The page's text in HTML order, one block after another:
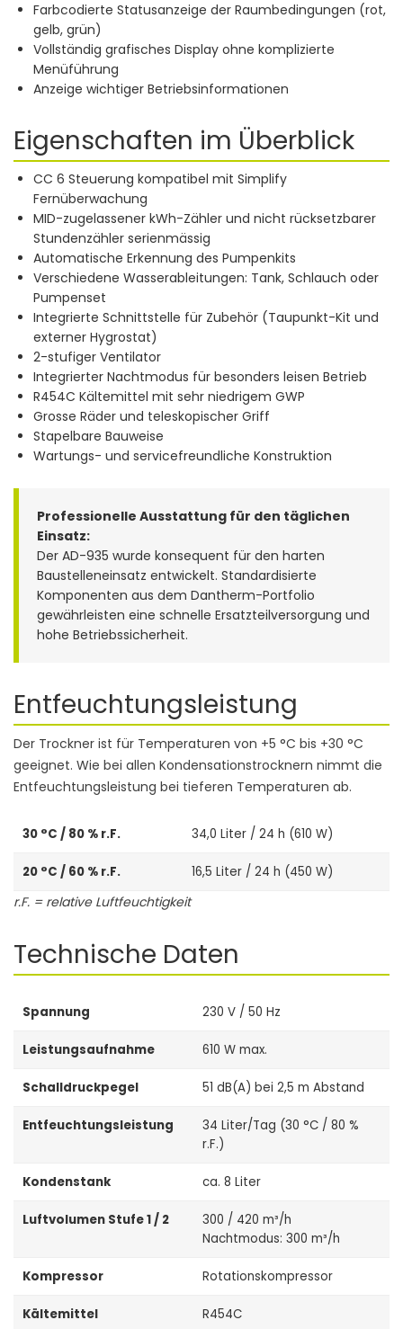
Farbcodierte Statusanzeige der Raumbedingungen (rot,
gelb, grün)
Vollständig grafisches Display ohne komplizierte
Menüführung
Anzeige wichtiger Betriebsinformationen
Eigenschaften im Überblick
CC 6 Steuerung kompatibel mit Simplify
Fernüberwachung
MID-zugelassener kWh-Zähler und nicht rücksetzbarer
Stundenzähler serienmässig
Automatische Erkennung des Pumpenkits
Verschiedene Wasserableitungen: Tank, Schlauch oder
Pumpenset
Integrierte Schnittstelle für Zubehör (Taupunkt-Kit und
externer Hygrostat)
2-stufiger Ventilator
Integrierter Nachtmodus für besonders leisen Betrieb
R454C Kältemittel mit sehr niedrigem GWP
Grosse Räder und teleskopischer Griff
Stapelbare Bauweise
Wartungs- und servicefreundliche Konstruktion
Professionelle Ausstattung für den täglichen
Einsatz:
Der AD-935 wurde konsequent für den harten
Baustelleneinsatz entwickelt. Standardisierte
Komponenten aus dem Dantherm-Portfolio
gewährleisten eine schnelle Ersatzteilversorgung und
hohe Betriebssicherheit.
Entfeuchtungsleistung
Der Trockner ist für Temperaturen von +5 °C bis +30 °C
geeignet. Wie bei allen Kondensationstrocknern nimmt die
Entfeuchtungsleistung bei tieferen Temperaturen ab.
30 °C / 80 % r.F. 34,0 Liter / 24 h (610 W)
20 °C / 60 % r.F. 16,5 Liter / 24 h (450 W)
r.F. = relative Luftfeuchtigkeit
Technische Daten
Spannung 230 V / 50 Hz
Leistungsaufnahme 610 W max.
Schalldruckpegel 51 dB(A) bei 2,5 m Abstand
Entfeuchtungsleistung
34 Liter/Tag (30 °C / 80 %
r.F.)
Kondenstank ca. 8 Liter
Luftvolumen Stufe 1 / 2
300 / 420 m³/h
Nachtmodus: 300 m³/h
Kompressor Rotationskompressor
Kältemittel R454C